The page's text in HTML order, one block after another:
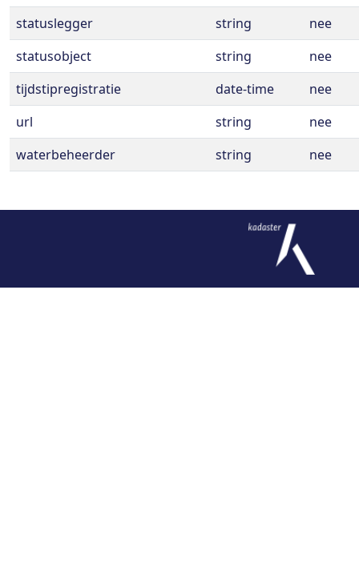
statuslegger
string
nee
statusobject
string
nee
tijdstipregistratie
date-time
nee
url
string
nee
waterbeheerder
string nee